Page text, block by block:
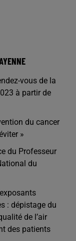
vous de la
à partir de
du cancer
»
du Professeur
du
: dépistage du
de l’air
des patients